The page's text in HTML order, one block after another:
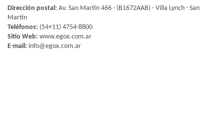
Dirección postal: Av. San Martín 466 - (B1672AAB) - Villa Lynch - San
Martín
Teléfonos: (54+11) 4754-8800
Sitio Web: www.egox.com.ar
E-mail: info@egox.com.ar